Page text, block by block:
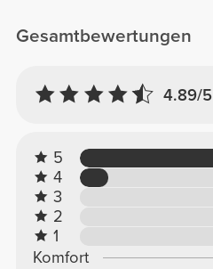
Gesamtbewertungen
4.89/5
5
4
3
2
1
Komfort